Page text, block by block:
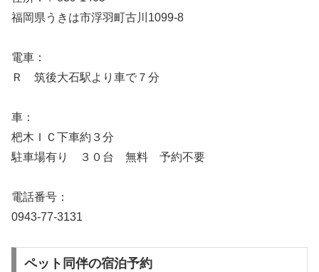
福岡県うきは市浮羽町古川1099-8
電車：
Ｒ 筑後大石駅より車で７分
車：
杷木ＩＣ下車約３分
駐車場有り ３０台 無料 予約不要
電話番号：
0943-77-3131
ペット同伴の宿泊予約